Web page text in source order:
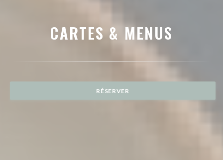
CARTES & MENUS
RÉSERVER